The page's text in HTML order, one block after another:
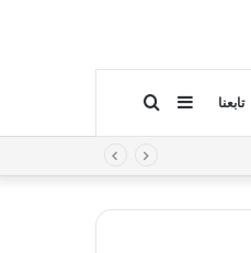
إضافة تابعنا